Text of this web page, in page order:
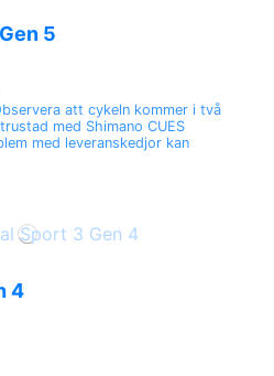
5
att cykeln kommer i två
med Shimano CUES
med leveranskedjor kan
4